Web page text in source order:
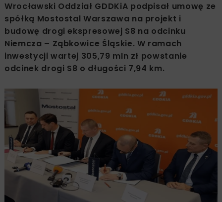
Wrocławski Oddział GDDKiA podpisał umowę ze
spółką Mostostal Warszawa na projekt i
budowę drogi ekspresowej S8 na odcinku
Niemcza – Ząbkowice Śląskie. W ramach
inwestycji wartej 305,79 mln zł powstanie
odcinek drogi S8 o długości 7,94 km.